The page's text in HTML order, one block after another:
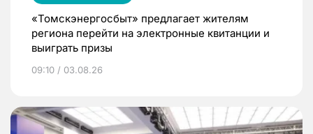
«Томскэнергосбыт» предлагает жителям
региона перейти на электронные квитанции и
выиграть призы
09:10 / 03.08.26